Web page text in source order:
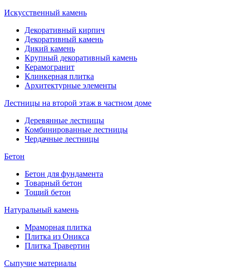
Искусственный камень
Декоративный кирпич
Декоративный камень
Дикий камень
Крупный декоративный камень
Керамогранит
Клинкерная плитка
Архитектурные элементы
Лестницы на второй этаж в частном доме
Деревянные лестницы
Комбинированные лестницы
Чердачные лестницы
Бетон
Бетон для фундамента
Товарный бетон
Тощий бетон
Натуральный камень
Мраморная плитка
Плитка из Оникса
Плитка Травертин
Сыпучие материалы